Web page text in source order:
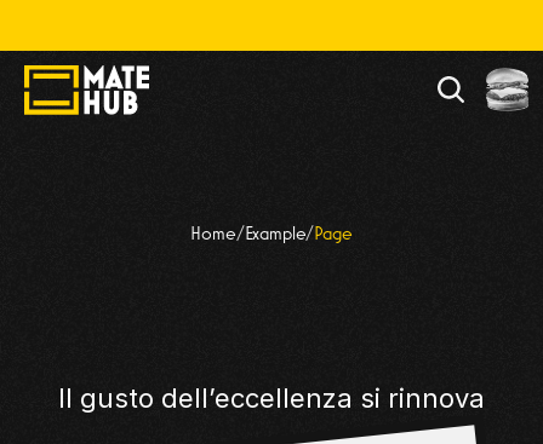
Home/Example/Page
REBRANDING
Il gusto dell’eccellenza si rinnova